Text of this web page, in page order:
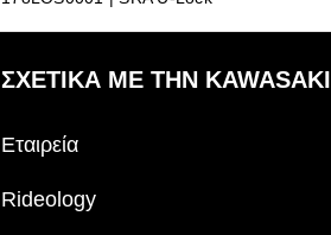
ΣΧΕΤΙΚΆ ΜΕ ΤΗΝ KAWASAKI
Εταιρεία
Rideology